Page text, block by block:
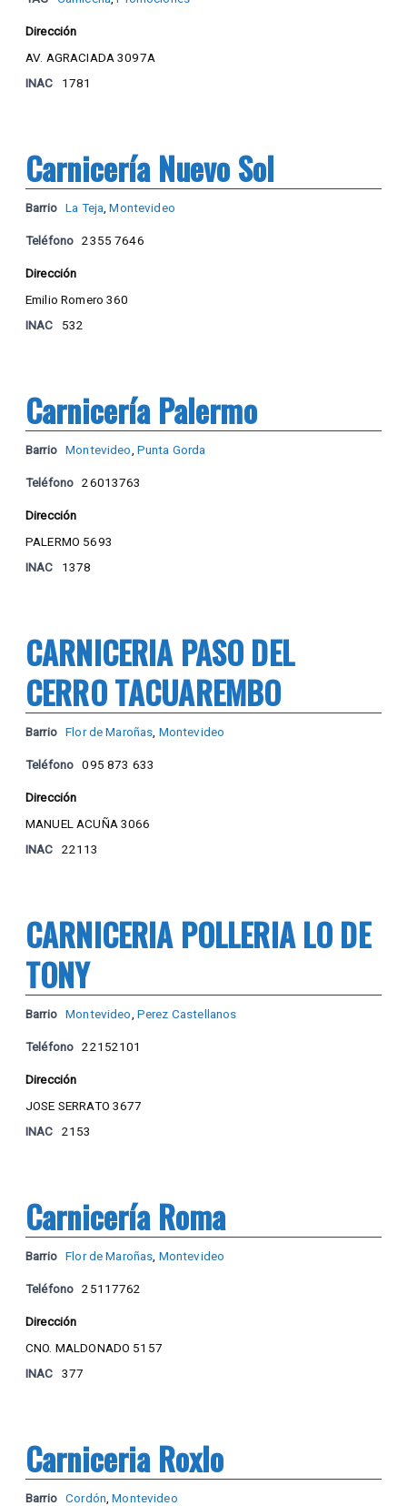
Dirección
AV. AGRACIADA 3097A
INAC
1781
Carnicería Nuevo Sol
Barrio La Teja ,Montevideo
Teléfono 2355 7646
Dirección
Emilio Romero 360
INAC
532
Carnicería Palermo
Barrio Montevideo Punta Gorda
Teléfono 26013763
Dirección
PALERMO 5693
INAC
1378
CARNICERIA PASO DEL
CERRO TACUAREMBO
Barrio Flor de Maroñas Montevideo
Teléfono 095 873 633
Dirección
MANUEL ACUÑA 3066
INAC
22113
CARNICERIA POLLERIA LO DE
TONY
Barrio Montevideo Perez Castellanos
Teléfono 22152101
Dirección
JOSE SERRATO 3677
INAC
2153
Carnicería Roma
Barrio Flor de Maroñas Montevideo
Teléfono 25117762
Dirección
CNO. MALDONADO 5157
INAC
377
Carniceria Roxlo
Barrio Cordón ,Montevideo